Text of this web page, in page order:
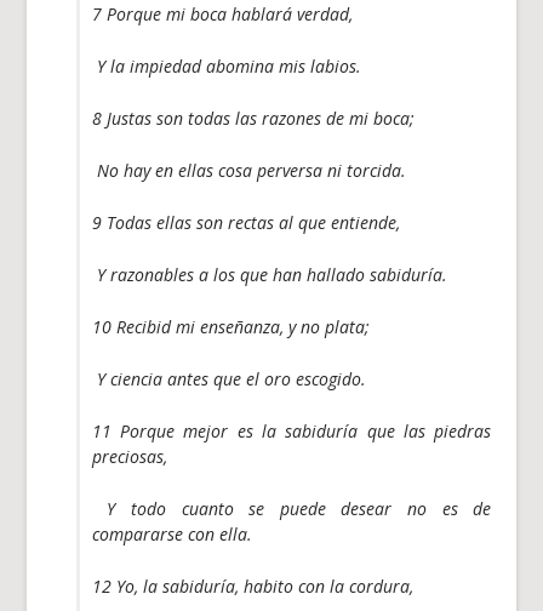
7 Porque mi boca hablará verdad,
Y la impiedad abomina mis labios.
8 Justas son todas las razones de mi boca;
No hay en ellas cosa perversa ni torcida.
9 Todas ellas son rectas al que entiende,
Y razonables a los que han hallado sabiduría.
10 Recibid mi enseñanza, y no plata;
Y ciencia antes que el oro escogido.
11 Porque mejor es la sabiduría que las piedras
preciosas,
Y todo cuanto se puede desear no es de
compararse con ella.
12 Yo, la sabiduría, habito con la cordura,